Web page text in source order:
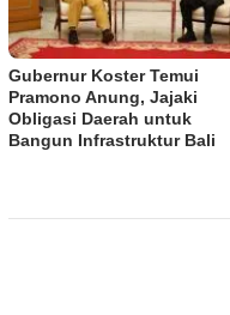
Gubernur Koster Temui
Pramono Anung, Jajaki
Obligasi Daerah untuk
Bangun Infrastruktur Bali